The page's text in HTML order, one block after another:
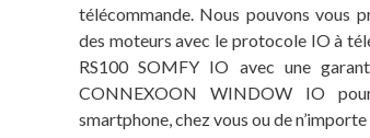
télécommande. Nous pouvons vous
des moteurs avec le protocole IO à
RS100 SOMFY IO avec une
CONNEXOON WINDOW IO
smartphone, chez vous ou de n’importe